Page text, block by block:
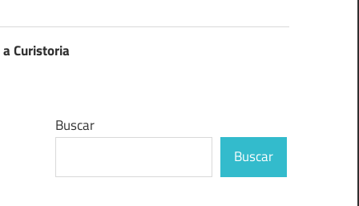
Curistoria
Buscar
Buscar